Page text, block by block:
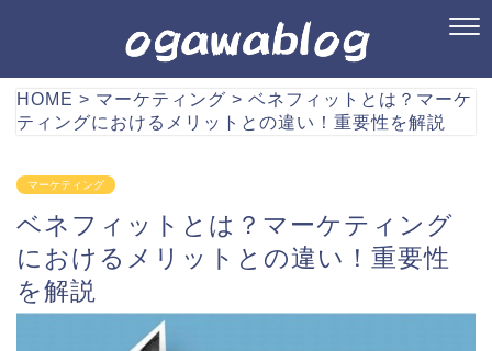
HOME > マーケティング > ベネフィットとは？マーケ
ティングにおけるメリットとの違い！重要性を解説
マーケティング
ベネフィットとは？マーケティング
におけるメリットとの違い！重要性
を解説